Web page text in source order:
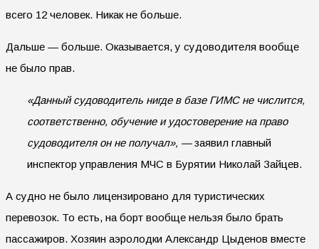
всего 12 человек. Никак не больше.
Дальше — больше. Оказывается, у судоводителя вообще
не было прав.
«Данный судоводитель нигде в базе ГИМС не числится,
соответственно, обучение и удостоверение на право
судоводителя он не получал», —заявил главный
инспектор управления МЧС в Бурятии Николай Зайцев.
А судно не было лицензировано для туристических
перевозок. То есть, на борт вообще нельзя было брать
пассажиров. Хозяин аэролодки Александр Цыденов вместе